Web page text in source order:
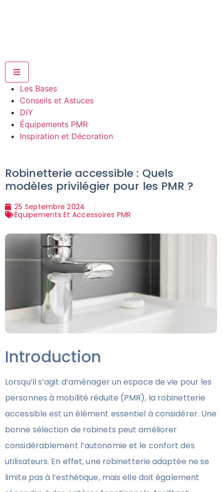
Les Bases
Conseils et Astuces
DIY
Équipements PMR
Inspiration et Décoration
Hamburger Toggle Menu
Robinetterie accessible : Quels
modèles privilégier pour les PMR ?
25 Septembre 2024
Équipements Et Accessoires PMR
Introduction
Lorsqu’il s’agit d’aménager un espace de vie pour les
personnes à mobilité réduite (PMR), la robinetterie
accessible est un élément essentiel à considérer. Une
bonne sélection de robinets peut améliorer
considérablement l’autonomie et le confort des
utilisateurs. En effet, une robinetterie adaptée ne se
limite pas à l’esthétique, mais elle doit également